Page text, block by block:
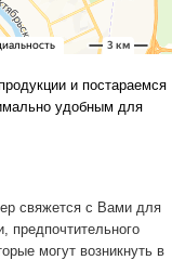
и постараемся
удобным для
свяжется с Вами для
предпочтительного
могут возникнуть в